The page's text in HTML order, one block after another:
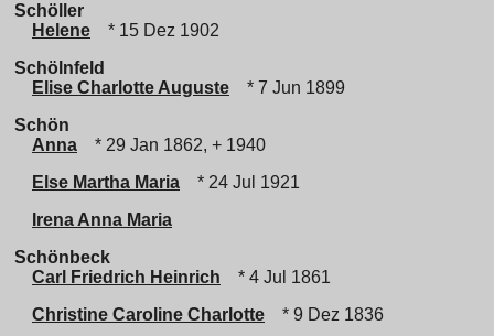
Schöller
Helene
* 15 Dez 1902
Schölnfeld
Elise Charlotte Auguste
* 7 Jun 1899
Schön
Anna
* 29 Jan 1862, + 1940
Else Martha Maria
* 24 Jul 1921
Irena Anna Maria
Schönbeck
Carl Friedrich Heinrich
* 4 Jul 1861
Christine Caroline Charlotte
* 9 Dez 1836